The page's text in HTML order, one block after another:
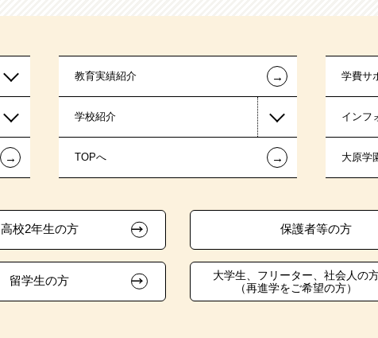
教育実績紹介 ← 学費サ
学校紹介 インフ
← TOPへ ← 大原学
高校2年生の方 保護者等の方
留学生の方
大学生、フリーター、社会人の
（再進学をご希望の方）